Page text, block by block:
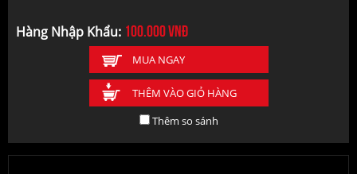
Hàng Nhập Khẩu: 100.000vnđ
MUA NGAY
THÊM VÀO GIỎ HÀNG
Thêm so sánh